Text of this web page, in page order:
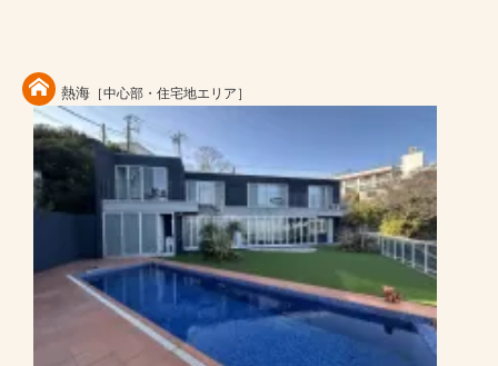
熱海 ［中心部・住宅地エリア］